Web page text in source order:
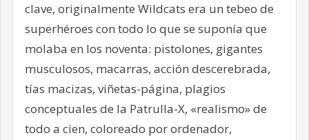
clave, originalmente Wildcats era un tebeo de
superhéroes con todo lo que se suponía que
molaba en los noventa: pistolones, gigantes
musculosos, macarras, acción descerebrada,
tías macizas, viñetas-página, plagios
conceptuales de la Patrulla-X, «realismo» de
todo a cien, coloreado por ordenador,